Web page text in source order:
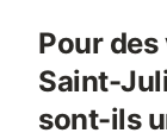
Pour
Saint-
sont-ils